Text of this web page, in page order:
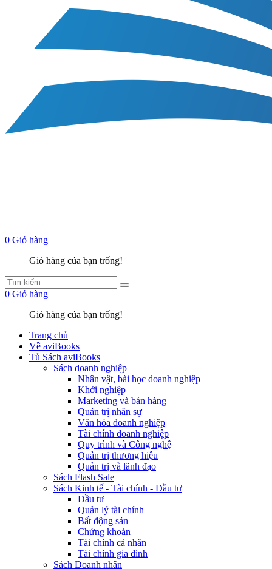
0 Giỏ hàng
Giỏ hàng của bạn trống!
0 Giỏ hàng
Giỏ hàng của bạn trống!
Trang chủ
Về aviBooks
Tủ Sách aviBooks
Sách doanh nghiệp
Nhân vật, bài học doanh nghiệp
Khởi nghiệp
Marketing và bán hàng
Quản trị nhân sự
Văn hóa doanh nghiệp
Tài chính doanh nghiệp
Quy trình và Công nghệ
Quản trị thương hiệu
Quản trị và lãnh đạo
Sách Flash Sale
Sách Kinh tế - Tài chính - Đầu tư
Đầu tư
Quản lý tài chính
Bất động sản
Chứng khoán
Tài chính cá nhân
Tài chính gia đình
Sách Doanh nhân